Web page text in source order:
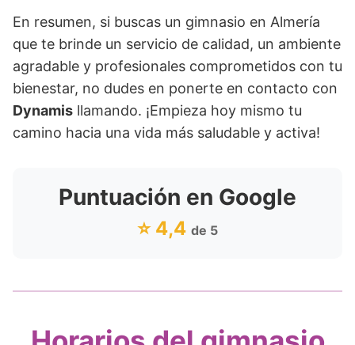
En resumen, si buscas un gimnasio en Almería
que te brinde un servicio de calidad, un ambiente
agradable y profesionales comprometidos con tu
bienestar, no dudes en ponerte en contacto con
Dynamis llamando. ¡Empieza hoy mismo tu
camino hacia una vida más saludable y activa!
Puntuación en Google
⭐ 4,4 de 5